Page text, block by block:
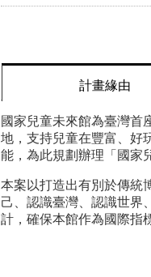
計畫緣由
國家兒童未來館為臺灣首
地，支持兒童在豐富、好
能，為此規劃辦理「國家
本案以打造出有別於傳統
己、認識臺灣、認識世界
計，確保本館作為國際指